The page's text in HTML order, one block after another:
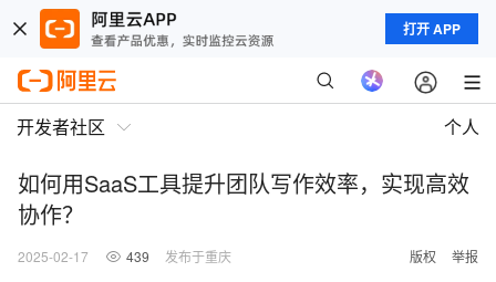
打开 APP
开发者社区 个人
如何用SaaS工具提升团队写作效率，实现高效
协作？
2025-02-17 439 发布于重庆 版权 举报